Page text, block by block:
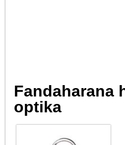
Fandaharana
optika